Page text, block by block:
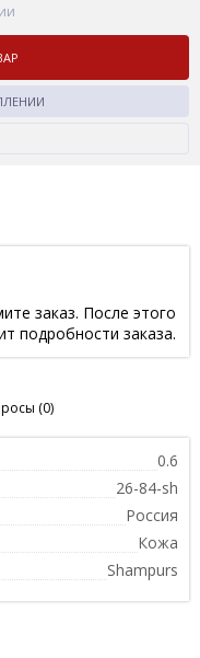
заказ. После этого
подробности заказа.
(0)
0.6
26-84-sh
Россия
Кожа
Shampurs